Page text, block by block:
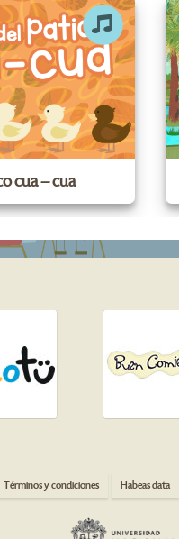
cua – cua
Términos y condiciones Habeas data